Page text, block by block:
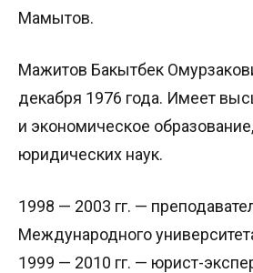
Мамытов.
Мажитов Бакытбек
декабря 1976 года. Имеет
и экономическое
юридических наук.
1998 — 2003 гг. —
Международного
1999 — 2010 гг. — юрист-